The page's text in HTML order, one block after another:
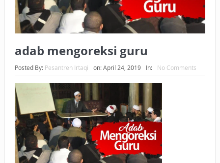
UANG HARAM BISA MENJADI HALAL JIKA SEBAB
KEPEMILIKANNYA BERUBAH
BAHASA CINTA KARENA ALLAH
HUKUM MEMBAYAR ZAKAT KEPADA KERABAT SENDIRI
adab mengoreksi guru
Posted By: Pesantren Irtaqi on:April 24, 2019 In: No Comments